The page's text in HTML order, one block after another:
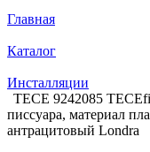
Главная
Каталог
Инсталляции
TECE 9242085
писсуара, материал
антрацитовый Londra